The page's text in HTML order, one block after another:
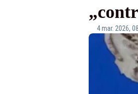
4 mar. 2026,